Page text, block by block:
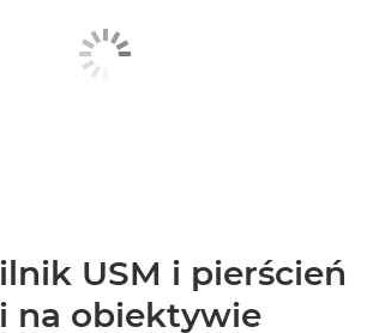
USM i pierścień
na obiektywie